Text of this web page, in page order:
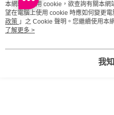
熱門標籤
熱銷排行
本網站中使用 cookie，欲查詢有關本
望在電腦上使用 cookie 時應如何變更
政策 」之 Cookie 聲明。您繼續使用本
條款之 Cookie 聲明使用 cookie。
了解更多 >
我